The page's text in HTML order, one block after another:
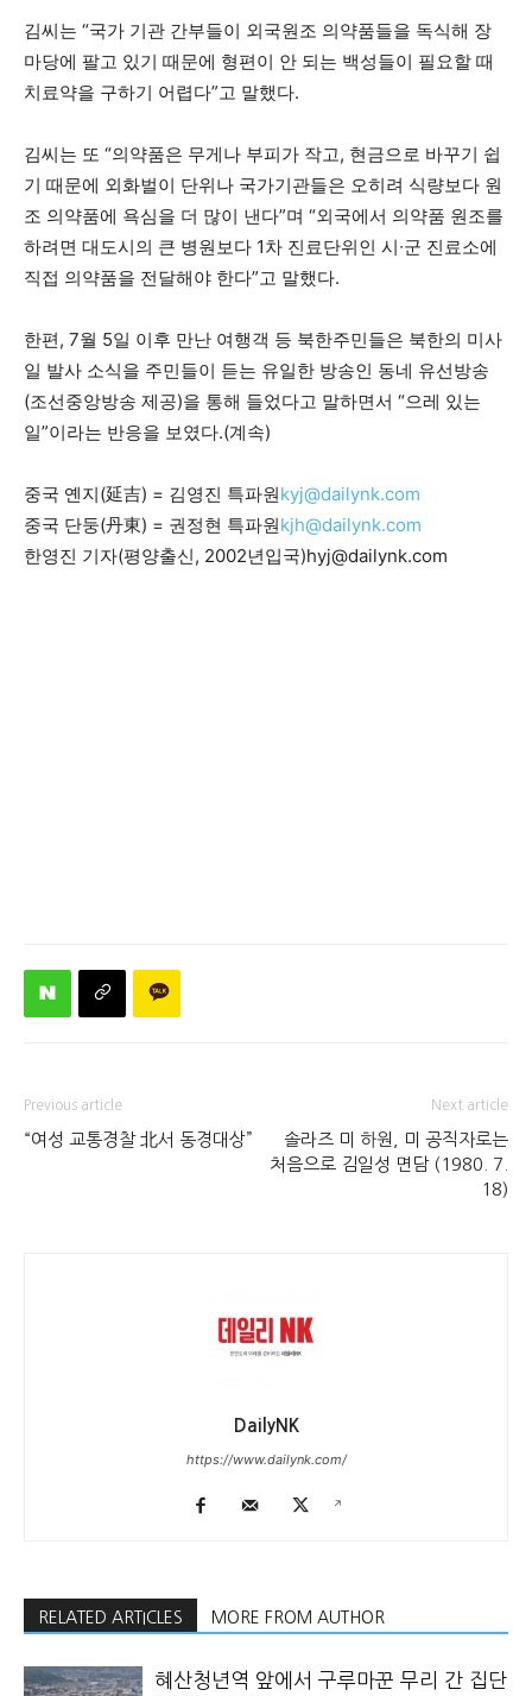
김씨는 “국가 기관 간부들이 외국원조 의약품들을 독식해 장
마당에 팔고 있기 때문에 형편이 안 되는 백성들이 필요할 때
치료약을 구하기 어렵다”고 말했다.
김씨는 또 “의약품은 무게나 부피가 작고, 현금으로 바꾸기 쉽
기 때문에 외화벌이 단위나 국가기관들은 오히려 식량보다 원
조 의약품에 욕심을 더 많이 낸다”며 “외국에서 의약품 원조를
하려면 대도시의 큰 병원보다 1차 진료단위인 시∙군 진료소에
직접 의약품을 전달해야 한다”고 말했다.
한편, 7월 5일 이후 만난 여행객 등 북한주민들은 북한의 미사
일 발사 소식을 주민들이 듣는 유일한 방송인 동네 유선방송
(조선중앙방송 제공)을 통해 들었다고 말하면서 “으레 있는
일”이라는 반응을 보였다.(계속)
중국 옌지(延吉) = 김영진 특파원kyj@dailynk.com
중국 단둥(丹東) = 권정현 특파원kjh@dailynk.com
한영진 기자(평양출신, 2002년입국)hyj@dailynk.com
Previous article
“여성 교통경찰 北서 동경대상”
Next article
솔라즈 미 하원, 미 공직자로는
처음으로 김일성 면담 (1980. 7.
18)
DailyNK
https://www.dailynk.com/
RELATED ARTICLES MORE FROM AUTHOR
혜산청년역 앞에서 구루마꾼 무리 간 집단